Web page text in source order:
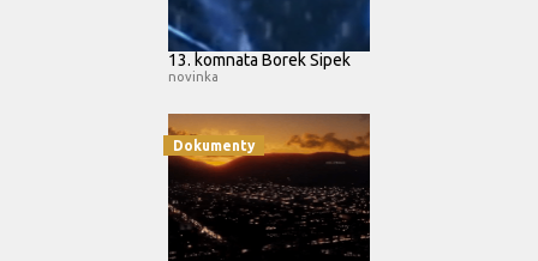
13. komnata Borek Sipek
novinka
Dokumenty